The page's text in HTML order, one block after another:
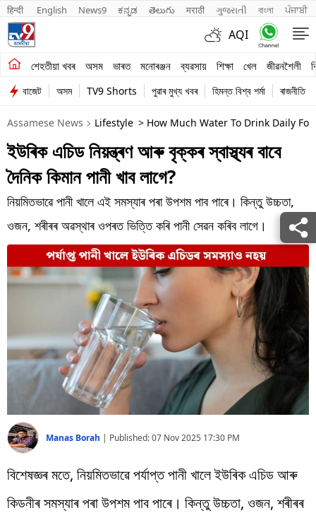
हिन्दी English News9 ಕನ್ನಡ తెలుగు मराठी ગુજરાતી বাংলা ਪੰਜਾਬੀ
AQI
শেহতীয়া খবৰ অসম ভাৰত মনোৰঞ্জন ব্যৱসায় শিক্ষা খেল জীৱনশৈলী
শেহতীয়া খবৰ
অসম
ভাৰত
মনোৰঞ্জন
ব্যৱসায়
শিক্ষা
জীৱনশৈলী
প্ৰযুক্তি
Videos
বাজেট অসম TV9 Shorts পুৱাৰ মুখ্য খবৰ হিমন্ত বিশ্ব শৰ্মা ৰাজনীতি
Assamese News Lifestyle > How Much Water To Drink Daily
ইউৰিক এচিড নিয়ন্ত্ৰণ আৰু বৃক্কৰ স্বাস্থ্যৰ বাবে
দৈনিক কিমান পানী খাব লাগে?
নিয়মিতভাৱে পানী খালে এই সমস্যাৰ পৰা উপশম পাব পাৰে। কিন্তু উচ্চতা,
ওজন, শৰীৰৰ অৱস্থাৰ ওপৰত ভিত্তি কৰি পানী সেৱন কৰিব লাগে।
Manas Borah | Published:07 Nov 2025 17:30 PM
বিশেষজ্ঞৰ মতে, নিয়মিতভাৱে পৰ্যাপ্ত পানী খালে ইউৰিক এচিড আৰু
কিডনীৰ সমস্যাৰ পৰা উপশম পাব পাৰে। কিন্তু উচ্চতা, ওজন, শৰীৰৰ